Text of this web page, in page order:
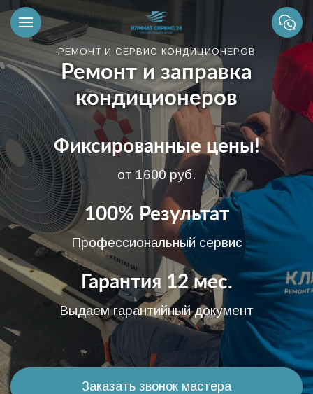
РЕМОНТ И СЕРВИС КОНДИЦИОНЕРОВ
Ремонт и заправка
кондиционеров
Фиксированные цены!
от 1600 руб.
100% Результат
Профессиональный сервис
Гарантия 12 мес.
Выдаем гарантийный документ
Заказать звонок мастера